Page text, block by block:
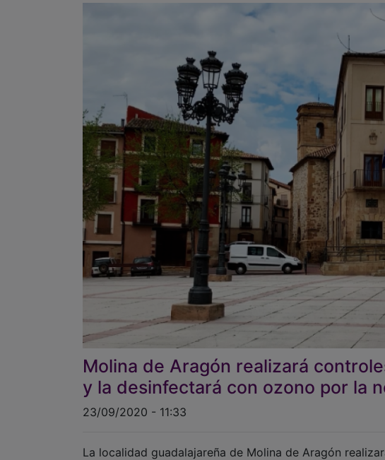
Molina de Aragón realizará
y la desinfectará con ozono por la
23/09/2020 - 11:33
La localidad guadalajareña de Molina de Aragón